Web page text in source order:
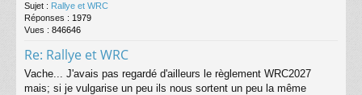
Sujet : Rallye et WRC
Réponses : 1979
Vues : 846646
Re: Rallye et WRC
Vache... J'avais pas regardé d'ailleurs le règlement WRC2027
mais; si je vulgarise un peu ils nous sortent un peu la même